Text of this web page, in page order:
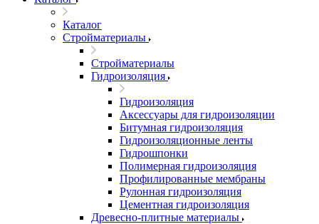
Каталог
Стройматериалы
Стройматериалы
Гидроизоляция
Гидроизоляция
Аксессуары для гидроизоляции
Битумная гидроизоляция
Гидроизоляционные ленты
Гидрошпонки
Полимерная гидроизоляция
Профилированные мембраны
Рулонная гидроизоляция
Цементная гидроизоляция
Древесно-плитные материалы